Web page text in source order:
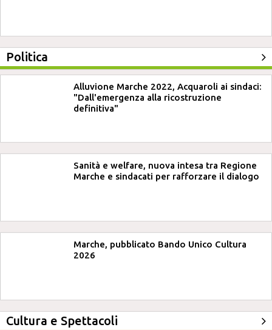
Politica
Alluvione Marche 2022, Acquaroli ai sindaci:
"Dall'emergenza alla ricostruzione
definitiva"
Sanità e welfare, nuova intesa tra Regione
Marche e sindacati per rafforzare il dialogo
Marche, pubblicato Bando Unico Cultura
2026
Cultura e Spettacoli